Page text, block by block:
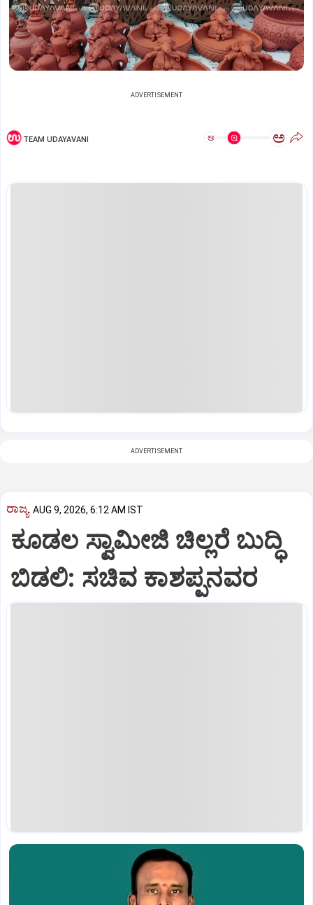
ADVERTISEMENT
TEAM UDAYAVANI ಅ ಅ
ADVERTISEMENT
ರಾಜ್ಯ AUG 9, 2026, 6:12 AM IST
ಕೂಡಲ ಸ್ವಾಮೀಜಿ ಚಿಲ್ಲರೆ ಬುದ್ಧಿ
ಬಿಡಲಿ: ಸಚಿವ ಕಾಶಪ್ಪನವರ